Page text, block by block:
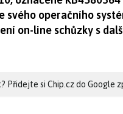
operačního
on-line schůzky s
Přidejte si Chip.cz do Google